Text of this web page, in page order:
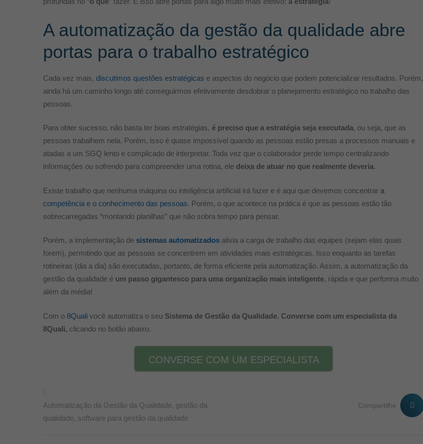
A automatização da gestão da qualidade abre
portas para o trabalho estratégico
Cada vez mais, discutimos questões estratégicas e aspectos do negócio que podem potencializar resultados. Porém,
ainda há um caminho longo até conseguirmos efetivamente desdobrar o planejamento estratégico no trabalho das
pessoas.
Para obter sucesso, não basta ter boas estratégias, é preciso que a estratégia seja executada, ou seja, que as
pessoas trabalhem nela. Porém, isso é quase impossível quando as pessoas estão presas a processos manuais e
atadas a um SGQ lento e complicado de interpretar. Toda vez que o colaborador perde tempo centralizando
informações ou sofrendo para compreender uma rotina, ele deixa de atuar no que realmente deveria.
Existe trabalho que nenhuma máquina ou inteligência artificial irá fazer e é aqui que devemos concentrar a
competência e o conhecimento das pessoas. Porém, o que acontece na prática é que as pessoas estão tão
sobrecarregadas “montando planilhas” que não sobra tempo para pensar.
Porém, a implementação de sistemas automatizados alivia a carga de trabalho das equipes (sejam elas quais
forem), permitindo que as pessoas se concentrem em atividades mais estratégicas. Isso enquanto as tarefas
rotineiras (dia a dia) são executadas, portanto, de forma eficiente pela automatização. Assim, a automatização da
gestão da qualidade é um passo gigantesco para uma organização mais inteligente, rápida e que performa muito
além da média!
Com o 8Quali você automatiza o seu Sistema de Gestão da Qualidade. Converse com um especialista da
8Quali, clicando no botão abaixo.
CONVERSE COM UM ESPECIALISTA
Automatização da Gestão da Qualidade, gestão da
qualidade, software para gestão da qualidade
Compartilhe